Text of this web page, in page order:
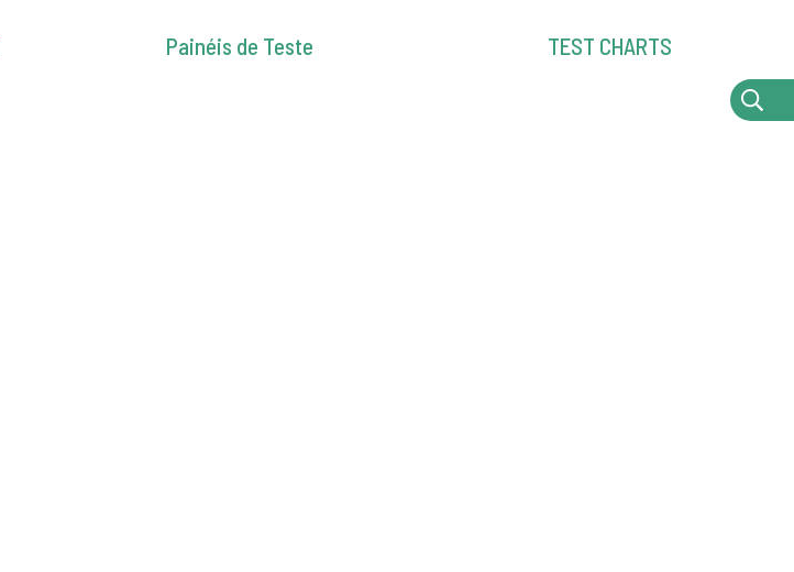
Painéis de Teste TEST CHARTS